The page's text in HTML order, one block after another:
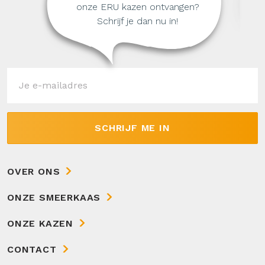
OVER ONS
ONZE SMEERKAAS
ONZE KAZEN
CONTACT
onze ERU kazen ontvangen?
Schrijf je dan nu in!
SCHRIJF ME IN